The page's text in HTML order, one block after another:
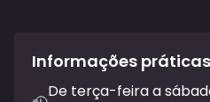
Informações práticas
De terça-feira a